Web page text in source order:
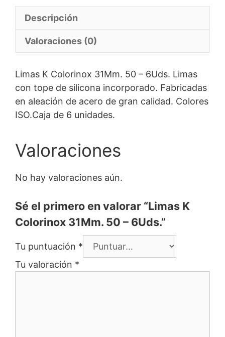
Descripción
Valoraciones (0)
Limas K Colorinox 31Mm. 50 – 6Uds. Limas
con tope de silicona incorporado. Fabricadas
en aleación de acero de gran calidad. Colores
ISO.Caja de 6 unidades.
Valoraciones
No hay valoraciones aún.
Sé el primero en valorar “Limas K
Colorinox 31Mm. 50 – 6Uds.”
Tu puntuación *
Tu valoración *